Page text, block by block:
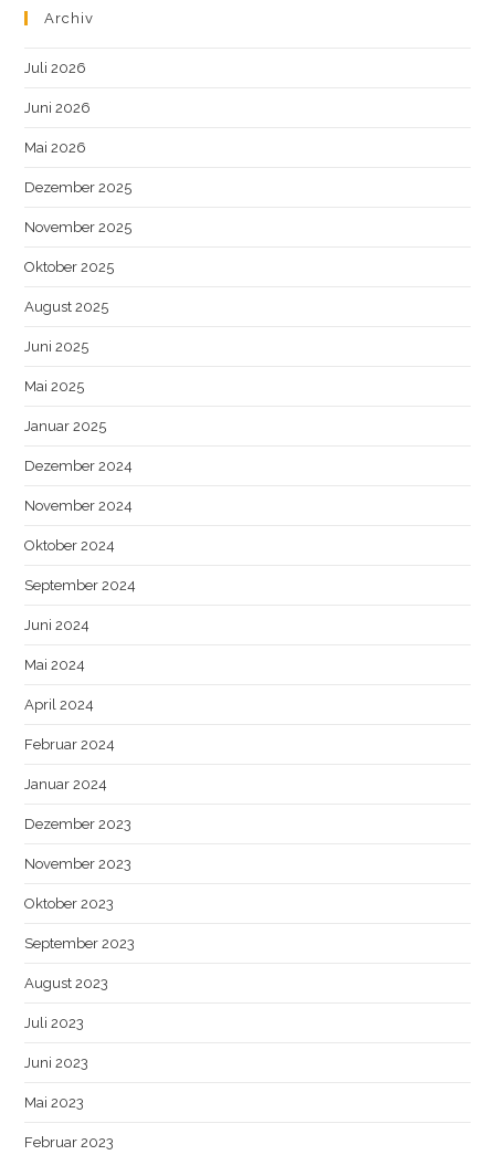
Archiv
Juli 2026
Juni 2026
Mai 2026
Dezember 2025
November 2025
Oktober 2025
August 2025
Juni 2025
Mai 2025
Januar 2025
Dezember 2024
November 2024
Oktober 2024
September 2024
Juni 2024
Mai 2024
April 2024
Februar 2024
Januar 2024
Dezember 2023
November 2023
Oktober 2023
September 2023
August 2023
Juli 2023
Juni 2023
Mai 2023
Februar 2023